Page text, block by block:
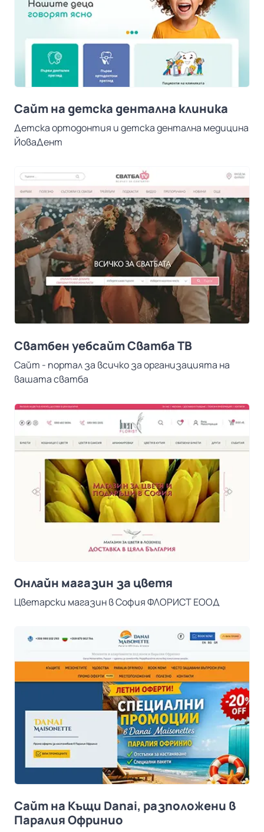
Сайт на детска дентална клиника
Детска ортодонтия и детска дентална медицина
ЙоваДент
Сватбен уебсайт Сватба ТВ
Сайт - портал за всичко за организацията на
вашата сватба
Онлайн магазин за цветя
Цветарски магазин в София ФЛОРИСТ ЕООД
Сайт на Къщи Danai, разположени в
Паралия Офринио